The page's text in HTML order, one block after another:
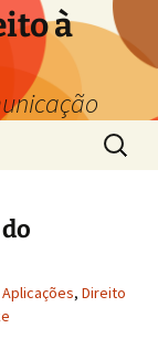
à
por:
Aplicações, Direito